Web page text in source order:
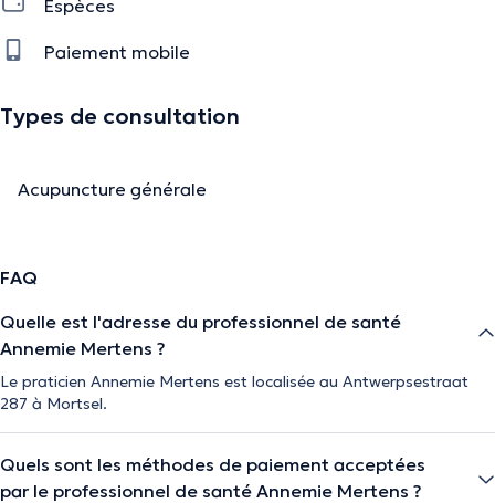
Espèces
Paiement mobile
Types de consultation
Acupuncture générale
FAQ
Quelle est l'adresse du professionnel de santé
Annemie Mertens ?
Le praticien Annemie Mertens est localisée au Antwerpsestraat
287 à Mortsel.
Quels sont les méthodes de paiement acceptées
par le professionnel de santé Annemie Mertens ?